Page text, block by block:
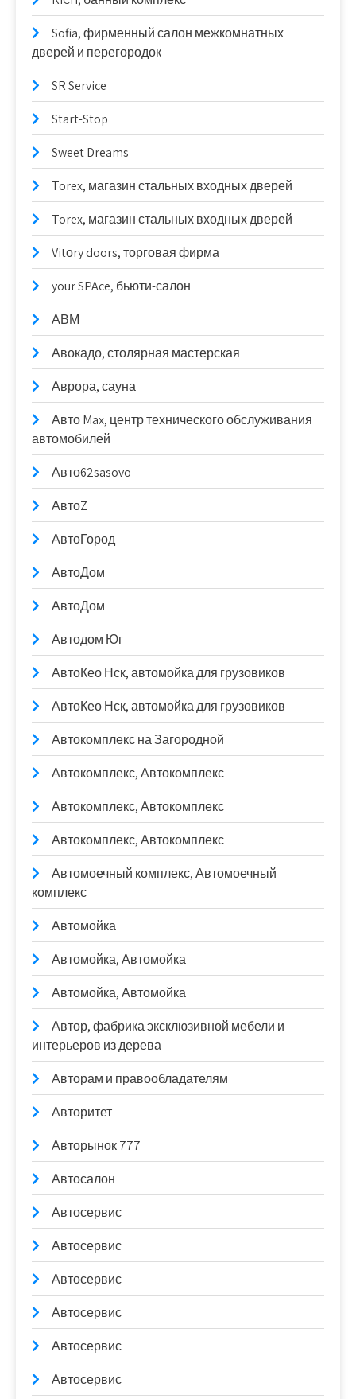
Sofia, фирменный салон межкомнатных
дверей и перегородок
SR Service
Start-Stop
Sweet Dreams
Torex, магазин стальных входных дверей
Torex, магазин стальных входных дверей
Vitоry doors, торговая фирма
your SPAce, бьюти-салон
АВМ
Авокадо, столярная мастерская
Аврора, сауна
Авто Max, центр технического обслуживания
автомобилей
Авто62sasovo
АвтоZ
АвтоГород
АвтоДом
АвтоДом
Автодом Юг
АвтоКео Нск, автомойка для грузовиков
АвтоКео Нск, автомойка для грузовиков
Автокомплекс на Загородной
Автокомплекс, Автокомплекс
Автокомплекс, Автокомплекс
Автокомплекс, Автокомплекс
Автомоечный комплекс, Автомоечный
комплекс
Автомойка
Автомойка, Автомойка
Автомойка, Автомойка
Автор, фабрика эксклюзивной мебели и
интерьеров из дерева
Авторам и правообладателям
Авторитет
Авторынок 777
Автосалон
Автосервис
Автосервис
Автосервис
Автосервис
Автосервис
Автосервис